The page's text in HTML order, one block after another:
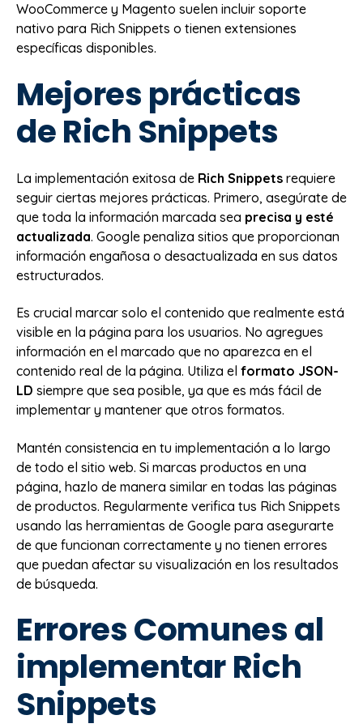
WooCommerce y Magento suelen incluir soporte
nativo para Rich Snippets o tienen extensiones
específicas disponibles.
Mejores prácticas
de Rich Snippets
La implementación exitosa de Rich Snippets requiere
seguir ciertas mejores prácticas. Primero, asegúrate de
que toda la información marcada sea precisa y esté
actualizada. Google penaliza sitios que proporcionan
información engañosa o desactualizada en sus datos
estructurados.
Es crucial marcar solo el contenido que realmente está
visible en la página para los usuarios. No agregues
información en el marcado que no aparezca en el
contenido real de la página. Utiliza el formato JSON-
LD siempre que sea posible, ya que es más fácil de
implementar y mantener que otros formatos.
Mantén consistencia en tu implementación a lo largo
de todo el sitio web. Si marcas productos en una
página, hazlo de manera similar en todas las páginas
de productos. Regularmente verifica tus Rich Snippets
usando las herramientas de Google para asegurarte
de que funcionan correctamente y no tienen errores
que puedan afectar su visualización en los resultados
de búsqueda.
Errores Comunes al
implementar Rich
Snippets